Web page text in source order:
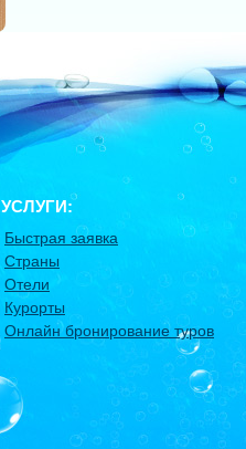
УСЛУГИ:
Быстрая заявка
Страны
Отели
Курорты
Онлайн бронирование туров